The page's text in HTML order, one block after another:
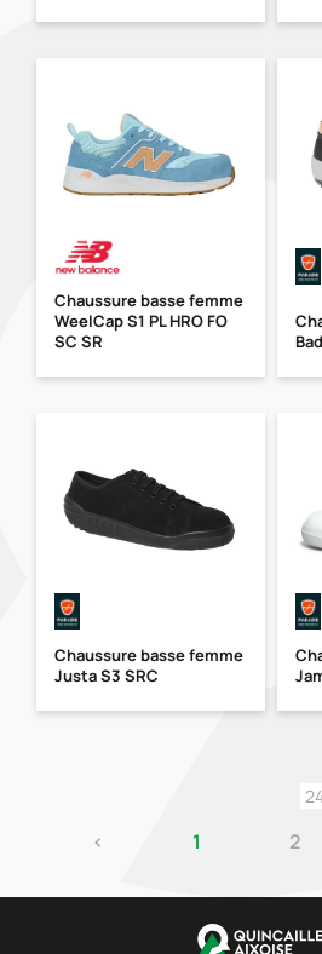
Chaussure basse femme
WeelCap S1 PL HRO FO
SC SR
Chaussure basse femme
Justa S3 SRC
‹ 1 2